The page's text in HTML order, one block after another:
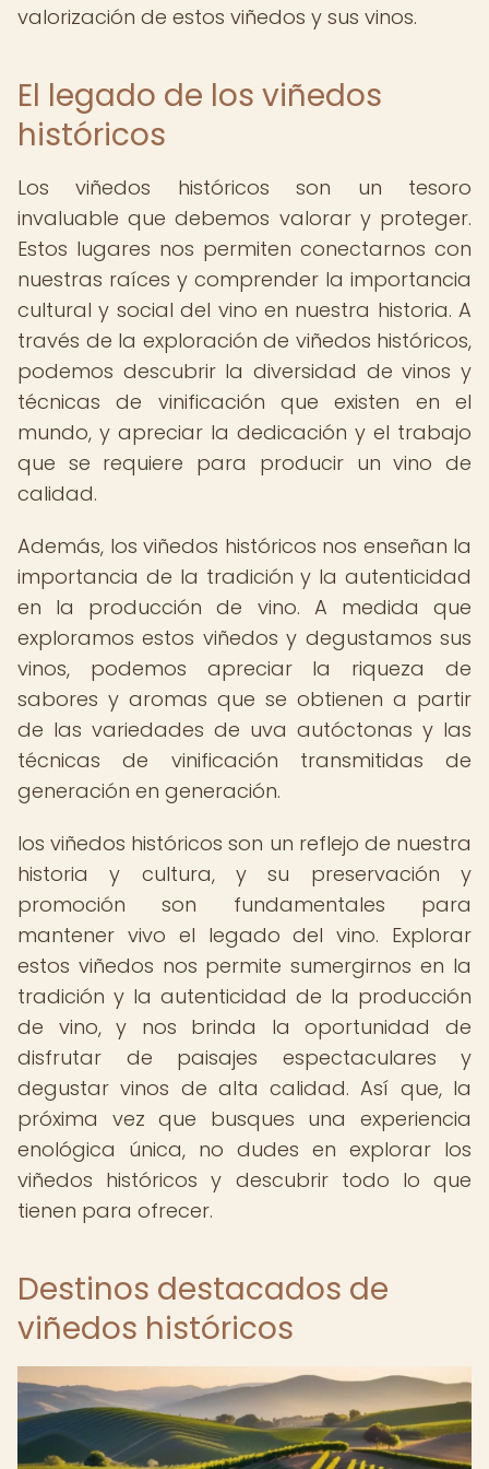
valorización de estos viñedos y sus vinos.
El legado de los viñedos
históricos
Los viñedos históricos son un tesoro
invaluable que debemos valorar y proteger.
Estos lugares nos permiten conectarnos con
nuestras raíces y comprender la importancia
cultural y social del vino en nuestra historia. A
través de la exploración de viñedos históricos,
podemos descubrir la diversidad de vinos y
técnicas de vinificación que existen en el
mundo, y apreciar la dedicación y el trabajo
que se requiere para producir un vino de
calidad.
Además, los viñedos históricos nos enseñan la
importancia de la tradición y la autenticidad
en la producción de vino. A medida que
exploramos estos viñedos y degustamos sus
vinos, podemos apreciar la riqueza de
sabores y aromas que se obtienen a partir
de las variedades de uva autóctonas y las
técnicas de vinificación transmitidas de
generación en generación.
los viñedos históricos son un reflejo de nuestra
historia y cultura, y su preservación y
promoción son fundamentales para
mantener vivo el legado del vino. Explorar
estos viñedos nos permite sumergirnos en la
tradición y la autenticidad de la producción
de vino, y nos brinda la oportunidad de
disfrutar de paisajes espectaculares y
degustar vinos de alta calidad. Así que, la
próxima vez que busques una experiencia
enológica única, no dudes en explorar los
viñedos históricos y descubrir todo lo que
tienen para ofrecer.
Destinos destacados de
viñedos históricos